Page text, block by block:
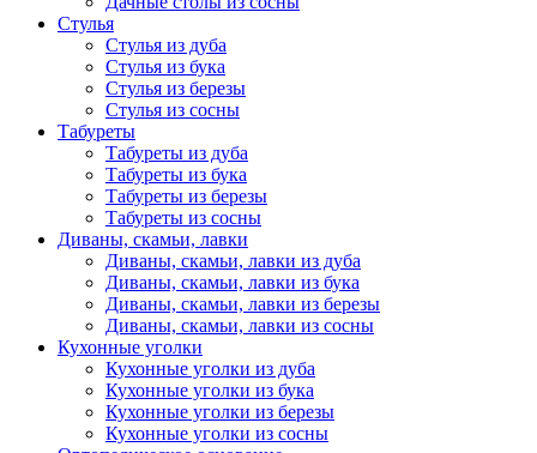
Стулья
Стулья из дуба
Стулья из бука
Стулья из березы
Стулья из сосны
Табуреты
Табуреты из дуба
Табуреты из бука
Табуреты из березы
Табуреты из сосны
Диваны, скамьи, лавки
Диваны, скамьи, лавки из дуба
Диваны, скамьи, лавки из бука
Диваны, скамьи, лавки из березы
Диваны, скамьи, лавки из сосны
Кухонные уголки
Кухонные уголки из дуба
Кухонные уголки из бука
Кухонные уголки из березы
Кухонные уголки из сосны